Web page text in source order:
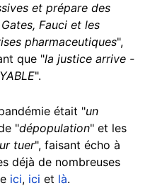
et prépare des
Fauci et les
pharmaceutiques",
que "la justice arrive -
".
était "un
"dépopulation" et les
tuer", faisant écho à
déjà de nombreuses
ici, ici et là.